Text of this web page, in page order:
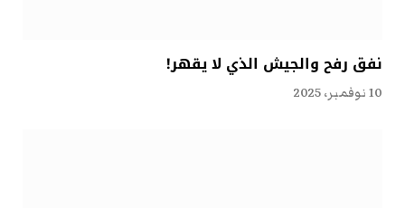
نفق رفح والجيش الذي لا يقهر!
10 نوفمبر، 2025